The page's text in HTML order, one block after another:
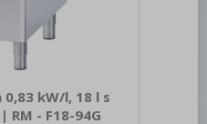
kW/l, 18 l s
- F18-94G